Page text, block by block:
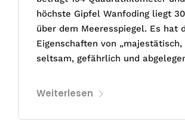
höchste Gipfel Wanfoding liegt
über dem Meeresspiegel. Es hat
Eigenschaften von
seltsam, gefährlich und
Weiterlesen